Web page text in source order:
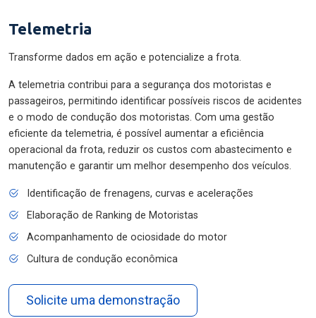
Telemetria
Transforme dados em ação e potencialize a frota.
A telemetria contribui para a segurança dos motoristas e
passageiros, permitindo identificar possíveis riscos de acidentes
e o modo de condução dos motoristas. Com uma gestão
eficiente da telemetria, é possível aumentar a eficiência
operacional da frota, reduzir os custos com abastecimento e
manutenção e garantir um melhor desempenho dos veículos.
Identificação de frenagens, curvas e acelerações
Elaboração de Ranking de Motoristas
Acompanhamento de ociosidade do motor
Cultura de condução econômica
Solicite uma demonstração